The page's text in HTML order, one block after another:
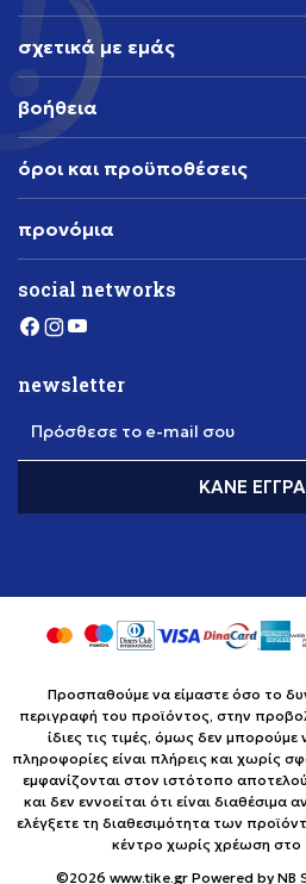
σχετικά με εμάς
βοήθεια
όροι και προϋποθέσεις
προνόμια
social networks
newsletter
Πρόσθεσε το e-mail σου
ΚΆΝΕ
Προσπαθούμε να είμαστε όσο το
περιγραφή του προϊόντος, στην
ίδιες τις τιμές, όμως δεν μπορούμε
πληροφορίες είναι πλήρεις και χωρίς
εμφανίζονται στον ιστότοπο
και δεν εννοείται ότι είναι
ελέγξετε τη διαθεσιμότητα των
κέντρο χωρίς χρέωση
©2026 www.tike.gr Powered by NB